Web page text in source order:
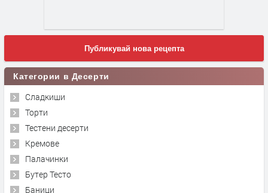
Публикувай нова рецепта
Категории в Десерти
Сладкиши
Торти
Тестени десерти
Кремове
Палачинки
Бутер Тесто
Баници